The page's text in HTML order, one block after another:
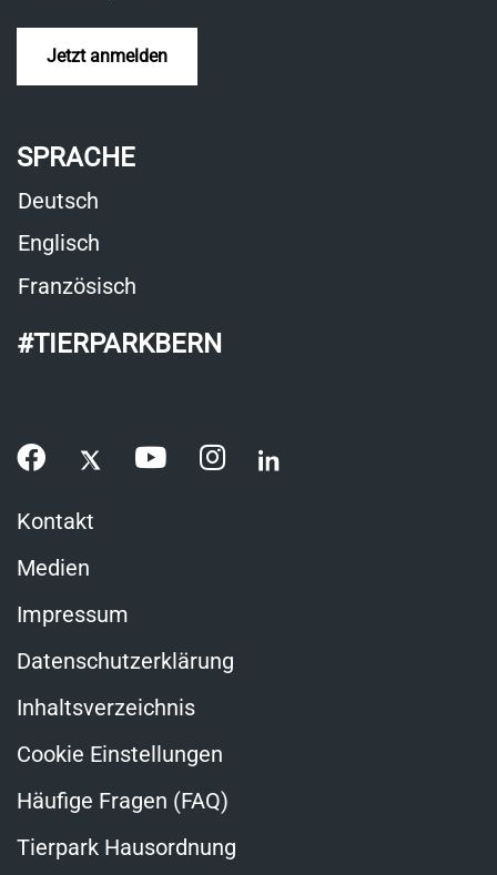
Jetzt anmelden
SPRACHE
Deutsch
Englisch
Französisch
#TIERPARKBERN
Kontakt
Medien
Impressum
Datenschutzerklärung
Inhaltsverzeichnis
Cookie Einstellungen
Häufige Fragen (FAQ)
Tierpark Hausordnung